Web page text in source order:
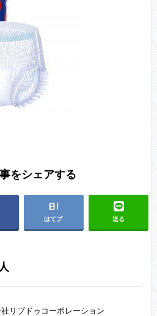
をシェアする
はてブ 送る
リブドゥコーポレーション